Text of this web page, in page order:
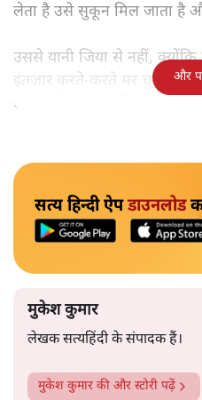
लेता है उसे सुकून मिल जाता है और
उससे यानी जिया से नहीं,
इंतज़ार करते-करते मर चुकी है।
अपनी जिया लगी, ज़िंदा जिया,
और
सत्य हिन्दी ऐपडाउनलोड
मुकेश कुमार
लेखक सत्यहिंदी के संपादक हैं।
मुकेश कुमार की और स्टोरी पढ़ें